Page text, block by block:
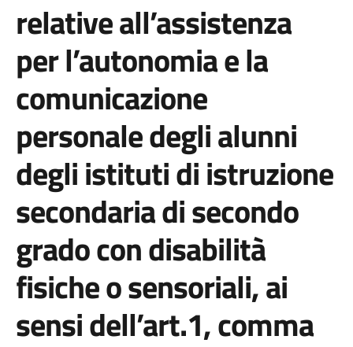
relative all’assistenza
per l’autonomia e la
comunicazione
personale degli alunni
degli istituti di istruzione
secondaria di secondo
grado con disabilità
fisiche o sensoriali, ai
sensi dell’art.1, comma